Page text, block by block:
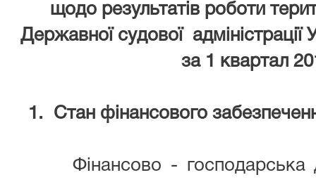
щодо результатів роботи
Державної судової адміністрації
за 1 квартал
1. Стан фінансового
Фінансово - господарська